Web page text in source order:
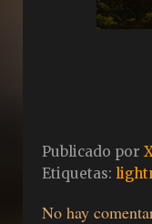
Publicado por
Etiquetas:
No hay